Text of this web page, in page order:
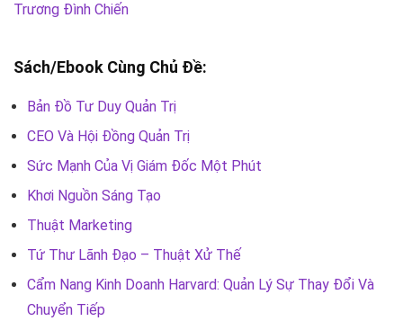
Trương Đình Chiến
Sách/Ebook Cùng Chủ Đề:
Bản Đồ Tư Duy Quản Trị
CEO Và Hội Đồng Quản Trị
Sức Mạnh Của Vị Giám Đốc Một Phút
Khơi Nguồn Sáng Tạo
Thuật Marketing
Tứ Thư Lãnh Đạo – Thuật Xử Thế
Cẩm Nang Kinh Doanh Harvard: Quản Lý Sự Thay Đổi Và
Chuyển Tiếp